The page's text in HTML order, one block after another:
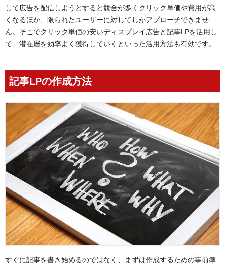
して広告を配信しようとすると競合が多くクリック単価や費用が高
くなるほか、限られたユーザーに対してしかアプローチできませ
ん。そこでクリック単価の安いディスプレイ広告と記事LPを活用し
て、潜在層を効率よく獲得していくといった活用方法も有効です。
記事LPの作成方法
すぐに記事を書き始めるのではなく、まずは作成するための事前準